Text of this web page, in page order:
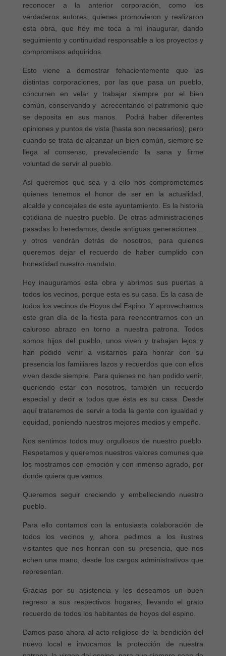
reconocer a la anterior corporación, como los
verdaderos autores, quienes promovieron y realizaron
esta obra, que hoy me toca a mí inaugurar, dando
seguimiento y continuidad responsable a los proyectos y
compromisos adquiridos.
Esto viene a demostrar fehacientemente que las
distintas corporaciones, por las que pasa un pueblo,
concurren en velar y trabajar siempre por el bien
común, conservando y acrecentando el patrimonio que
se deposita en sus manos. Podrá haber diferentes
opiniones y puntos de vista (hasta son necesarios); pero
cuando se trata de alcanzar un bien común, siempre se
llega al consenso, prevaleciendo la sana y firme
voluntad de servir al pueblo.
Así queremos que sea y a ello nos comprometemos
quienes tenemos el honor de ser en la actualidad,
alcalde y concejales de este ayuntamiento. Es la historia
cotidiana de nuestro pueblo. De otras administraciones
pasadas lo heredamos, desde antiguas generaciones…
y otros vendrán detrás de nosotros, para quienes
queremos dejar el recuerdo de haber cumplido con
honestidad nuestro mandato.
Hoy inauguramos esta obra y abrimos sus puertas a
todos los vecinos, porque esta es su casa. Es la casa de
todos los vecinos de Hoyos del Espino. Y aprovechamos
este gran día de la fiesta para reencontrarnos con un
caluroso abrazo en torno a nuestra patrona. Todos
somos hijos del pueblo, unos viven y trabajan lejos y
han podido venir a visitarnos para honrar con su
presencia los familiares lazos y recuerdos que con ellos
viven desde siempre. Para quienes no han podido venir,
queriendo estar con nosotros, también un recuerdo
especial y decir a todos que ésta es su casa. Desde
aquí trataremos de servir a toda la gente con igualdad y
equidad, poniendo nuestros mejores medios y empeño.
Nos sentimos todos muy orgullosos de nuestro pueblo.
Respetamos y queremos nuestros valores comunes que
los mostramos con emoción y con inmenso agrado, por
donde quiera que vamos.
Queremos seguir creciendo y embelleciendo nuestro
pueblo.
Para ello contamos con la entusiasta colaboración de
todos los vecinos y, ahora pedimos a los ilustres
visitantes que nos honran con su presencia, que nos
echen una mano, desde los cargos administrativos que
representan.
Gracias por su asistencia y les deseamos un buen
regreso a sus respectivos hogares, llevando el grato
recuerdo de todos los habitantes de hoyos del espino.
Damos paso ahora al acto religioso de la bendición del
nuevo local e invocamos la protección de nuestra